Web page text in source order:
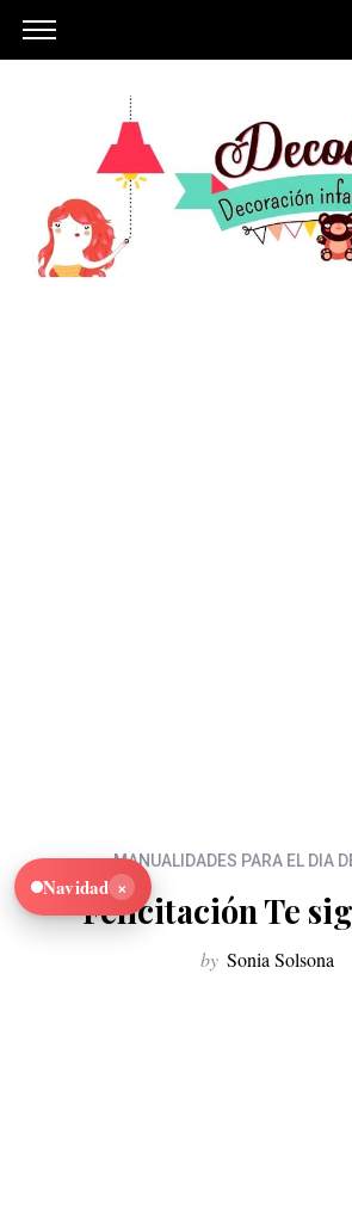
MANUALIDADES PARA EL DIA
Felicitación Te
by Sonia Solsona
Navidad ×